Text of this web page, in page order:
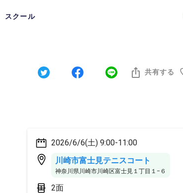
スクール
共有する
2026/6/6(土) 9:00-11:00
川崎市富士見テニスコート
神奈川県川崎市川崎区富士見１丁目１−６
2面